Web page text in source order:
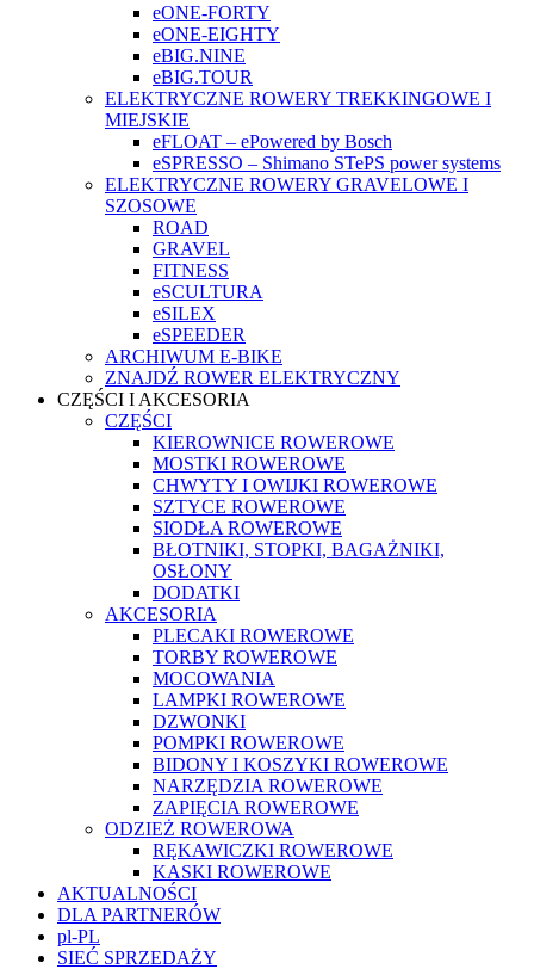
eONE-FORTY
eONE-EIGHTY
eBIG.NINE
eBIG.TOUR
ELEKTRYCZNE ROWERY TREKKINGOWE I
MIEJSKIE
eFLOAT – ePowered by Bosch
eSPRESSO – Shimano STePS power systems
ELEKTRYCZNE ROWERY GRAVELOWE I
SZOSOWE
ROAD
GRAVEL
FITNESS
eSCULTURA
eSILEX
eSPEEDER
ARCHIWUM E-BIKE
ZNAJDŹ ROWER ELEKTRYCZNY
CZĘŚCI I AKCESORIA
CZĘŚCI
KIEROWNICE ROWEROWE
MOSTKI ROWEROWE
CHWYTY I OWIJKI ROWEROWE
SZTYCE ROWEROWE
SIODŁA ROWEROWE
BŁOTNIKI, STOPKI, BAGAŻNIKI,
OSŁONY
DODATKI
AKCESORIA
PLECAKI ROWEROWE
TORBY ROWEROWE
MOCOWANIA
LAMPKI ROWEROWE
DZWONKI
POMPKI ROWEROWE
BIDONY I KOSZYKI ROWEROWE
NARZĘDZIA ROWEROWE
ZAPIĘCIA ROWEROWE
ODZIEŻ ROWEROWA
RĘKAWICZKI ROWEROWE
KASKI ROWEROWE
AKTUALNOŚCI
DLA PARTNERÓW
pl-PL
SIEĆ SPRZEDAŻY